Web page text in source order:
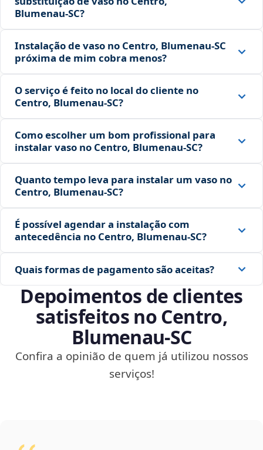
Blumenau‑SC?
Instalação de vaso no Centro, Blumenau‑SC
próxima de mim cobra menos?
O serviço é feito no local do cliente no
Centro, Blumenau‑SC?
Como escolher um bom profissional para
instalar vaso no Centro, Blumenau‑SC?
Quanto tempo leva para instalar um vaso no
Centro, Blumenau‑SC?
É possível agendar a instalação com
antecedência no Centro, Blumenau‑SC?
Quais formas de pagamento são aceitas?
Depoimentos de clientes
satisfeitos no Centro,
Blumenau‑SC
Confira a opinião de quem já utilizou nossos
serviços!